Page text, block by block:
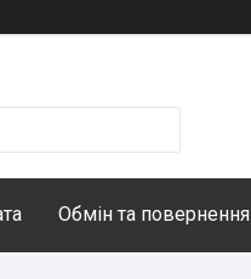
Обмін та повернення